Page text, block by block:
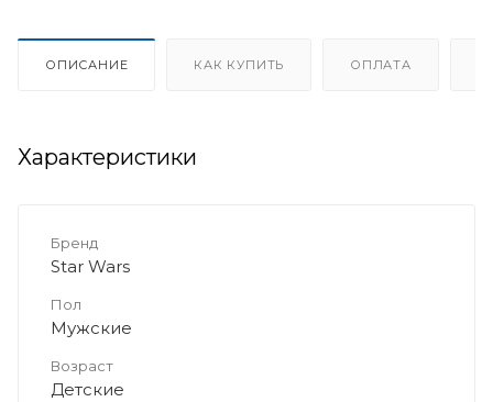
ОПИСАНИЕ КАК КУПИТЬ ОПЛАТА
Характеристики
Бренд
Star Wars
Пол
Мужские
Возраст
Детские